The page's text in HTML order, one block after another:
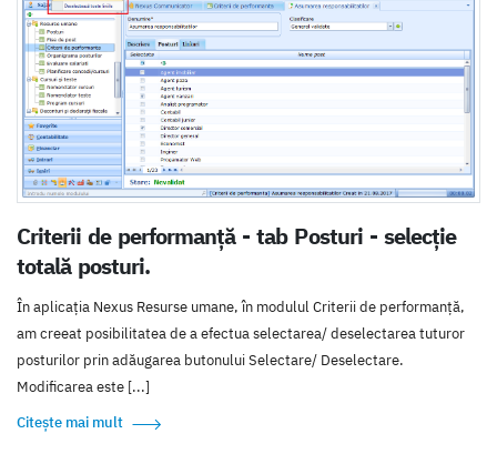
Criterii de performanță - tab Posturi - selecție
totală posturi.
În aplicația Nexus Resurse umane, în modulul Criterii de performanță,
am creeat posibilitatea de a efectua selectarea/ deselectarea tuturor
posturilor prin adăugarea butonului Selectare/ Deselectare.
Modificarea este [...]
Citește mai mult